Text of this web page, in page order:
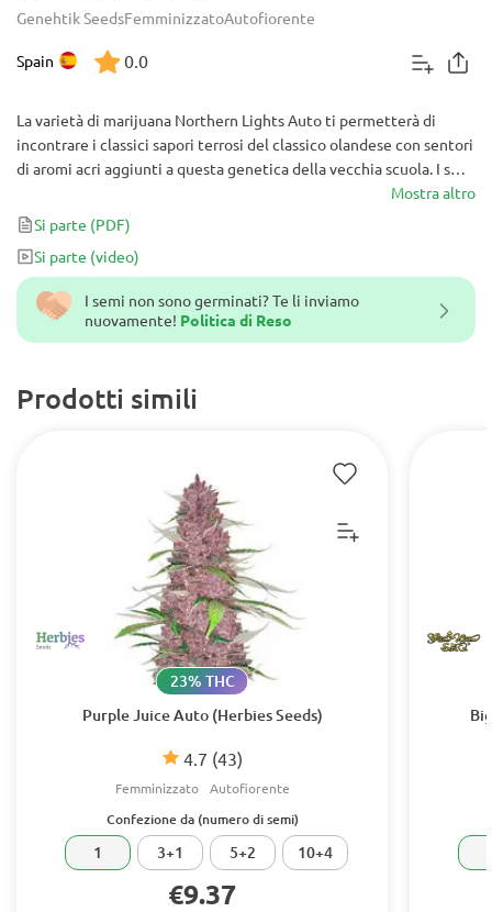
Genehtik SeedsFemminizzatoAutofiorente
Spain 0.0
I semi non sono germinati? Te li inviamo
nuovamente! Politica di Reso
Prodotti simili
Purple Juice Auto (Herbies Seeds)
4.7 (43)
23% THC
Femminizzato Autofiorente
Confezione da (numero di semi)
1 3+1 5+2 10+4
€9.37
La varietà di marijuana Northern Lights Auto ti permetterà di
incontrare i classici sapori terrosi del classico olandese con sentori
di aromi acri aggiunti a questa genetica della vecchia scuola. I suoi
effetti sbalorditivi saranno presenti senza dover aspettare tanto a
lungo!
Mostra altro
Si parte (PDF)
Si parte (video)